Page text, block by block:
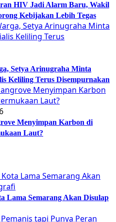
HIV Jadi Alarm Baru, Wakil
Kebijakan Lebih Tegas
Setya Arinugraha Minta
Keliling Terus Disempurnakan
Menyimpan Karbon di
Laut?
Lama Semarang Akan Disulap